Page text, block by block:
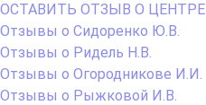
ОСТАВИТЬ ОТЗЫВ О ЦЕНТРЕ
Отзывы о Сидоренко Ю.В.
Отзывы о Ридель Н.В.
Отзывы о Огородникове И.И.
Отзывы о Рыжковой И.В.